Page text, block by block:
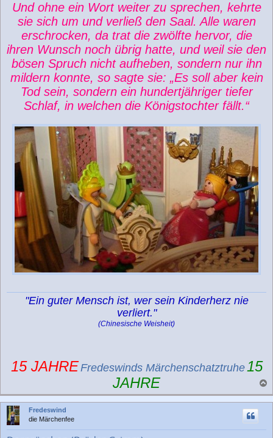
Und ohne ein Wort weiter zu sprechen, kehrte
sie sich um und verließ den Saal. Alle waren
erschrocken, da trat die zwölfte hervor, die
ihren Wunsch noch übrig hatte, und weil sie den
bösen Spruch nicht aufheben, sondern nur ihn
mildern konnte, so sagte sie: „Es soll aber kein
Tod sein, sondern ein hundertjähriger tiefer
Schlaf, in welchen die Königstochter fällt.“
"Ein guter Mensch ist, wer sein Kinderherz nie
verliert."
(Chinesische Weisheit)
15 JAHRE Fredeswinds Märchenschatztruhe 15
JAHRE
a
c
Fredeswind
die Märchenfee